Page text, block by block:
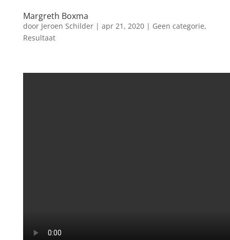
Margreth Boxma
door Jeroen Schilder| apr 21, 2020| Geen categorie,
Resultaat